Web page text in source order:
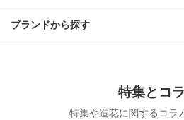
ブランドから探す
特集とコ
特集や造花に関するコラ